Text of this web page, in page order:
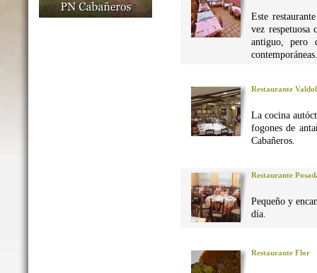
Este
vez
antiguo, pero
contemporáneas.
Restaurante
La cocina
fogones de
Cabañeros.
Restaurante
Pequeño y
día.
Restaurante Flor